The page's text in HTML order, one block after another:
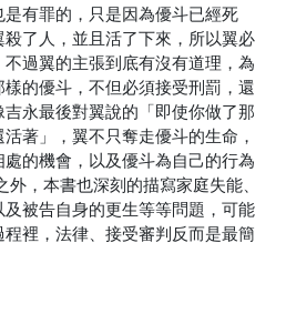
有罪的，只是因為優斗已經死
了人，並且活了下來，所以翼必
過翼的主張到底有沒有道理，為
的優斗，不但必須接受刑罰，還
永最後對翼說的「即使你做了那
著」，翼不只奪走優斗的生命，
的機會，以及優斗為自己的行為
外，本書也深刻的描寫家庭失能、
被告自身的更生等等問題，可能
裡，法律、接受審判反而是最簡